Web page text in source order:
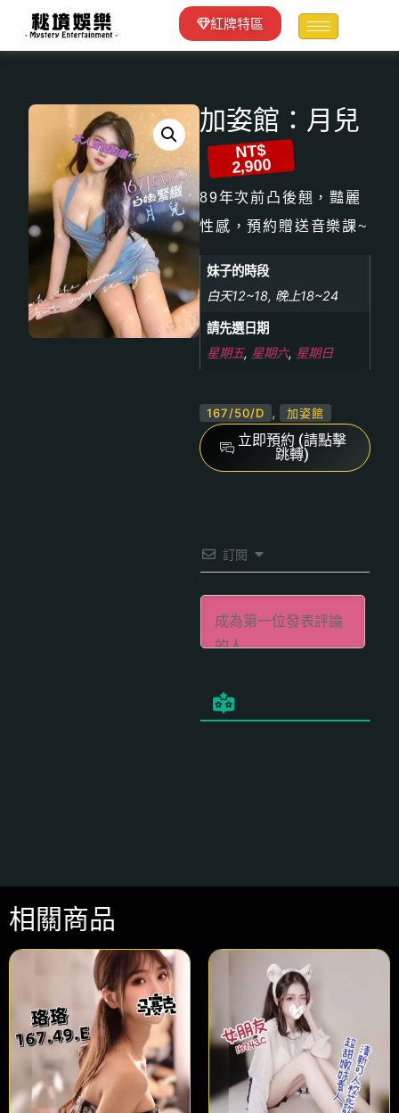
紅牌特區
加姿館：月兒
NT$
2,900
89年次前凸後翹，豔麗
性感，預約贈送音樂課~
妹子的時段
白天12~18, 晚上18~24
請先選日期
星期五, 星期六, 星期日
167/50/D , 加姿館
立即預約 (請點擊
跳轉)
訂閱
相關商品